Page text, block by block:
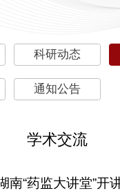
学术交流
科研动态
通知公告
南“药监大讲堂”